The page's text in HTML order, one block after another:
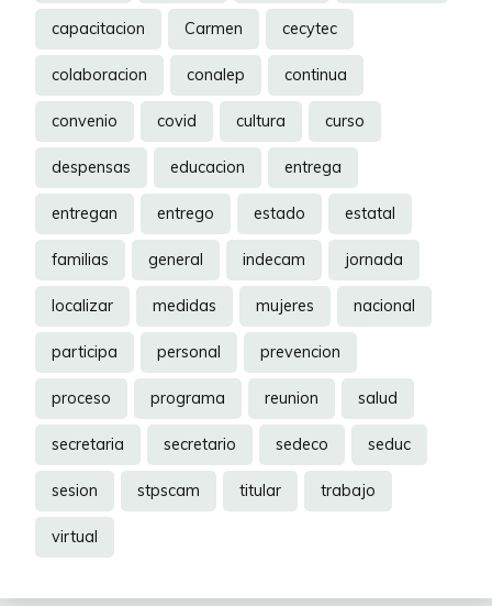
capacitacion Carmen cecytec
colaboracion conalep continua
convenio covid cultura curso
despensas educacion entrega
entregan entrego estado estatal
familias general indecam jornada
localizar medidas mujeres nacional
participa personal prevencion
proceso programa reunion salud
secretaria secretario sedeco seduc
sesion stpscam titular trabajo
virtual